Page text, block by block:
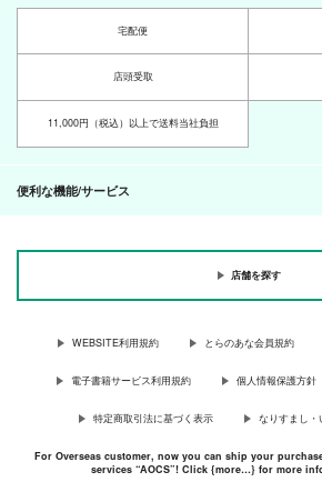
宅配便
店頭受取
11,000円（税込）以上で送料当社負担
便利な機能/サービス
店舗を探す
WEBSITE利用規約 とらのあな会員規約
電子書籍サービス利用規約 個人情報保護方針
特定商取引法に基づく表示 なりすまし・
For Overseas customer, now you can ship your
services “AOCS”! Click {more…} for more